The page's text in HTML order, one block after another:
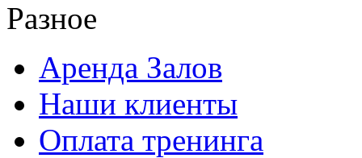
Разное
Аренда Залов
Наши клиенты
Оплата тренинга